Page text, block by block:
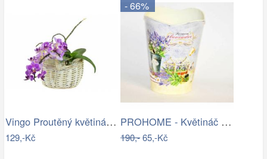
Vingo Proutěný květináč košíček s…
129,-Kč
- 66%
PROHOME - Květináč kulatý vysoký…
190,-65,-Kč